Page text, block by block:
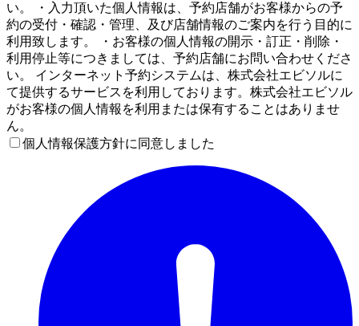
い。 ・入力頂いた個人情報は、予約店舗がお客様からの予
約の受付・確認・管理、及び店舗情報のご案内を行う目的に
利用致します。 ・お客様の個人情報の開示・訂正・削除・
利用停止等につきましては、予約店舗にお問い合わせくださ
い。 インターネット予約システムは、株式会社エビソルに
て提供するサービスを利用しております。株式会社エビソル
がお客様の個人情報を利用または保有することはありませ
ん。
個人情報保護方針に同意しました